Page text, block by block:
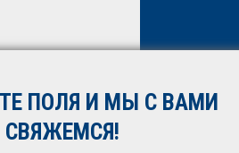
персональных
данных вПолитике
ПОЛЯ И МЫ С ВАМИ
СВЯЖЕМСЯ!